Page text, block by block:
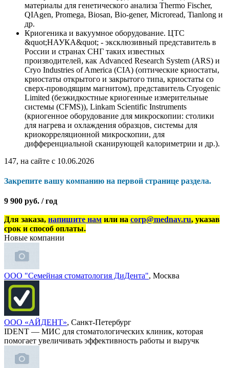
материалы для генетического анализа Thermo Fischer,
QIAgen, Promega, Biosan, Bio-gener, Microread, Tianlong и
др.
Криогеника и вакуумное оборудование. ЦТС
&quot;НАУКА&quot; - эксклюзивный представитель в
России и странах СНГ таких известных
производителей, как Advanced Research System (ARS) и
Cryo Industries of America (CIA) (оптические криостаты,
криостаты открытого и закрытого типа, криостаты со
сверх-проводящим магнитом), представитель Cryogenic
Limited (безжидкостные криогенные измерительные
системы (CFMS)), Linkam Scientific Instruments
(криогенное оборудование для микроскопии: столики
для нагрева и охлаждения образцов, системы для
криокорреляционной микроскопии, для
дифференциальной сканирующей калориметрии и др.).
147, на сайте с 10.06.2026
Закрепите вашу компанию на первой странице раздела.
9 900 руб. / год
Для заказа, напишите нам или на corp@mednav.ru, указав
срок и способ оплаты.
Новые компании
ООО "Семейная стоматология ДиДента", Москва
ООО «АЙДЕНТ», Санкт-Петербург
IDENT — МИС для стоматологических клиник, которая
помогает увеличивать эффективность работы и выручк